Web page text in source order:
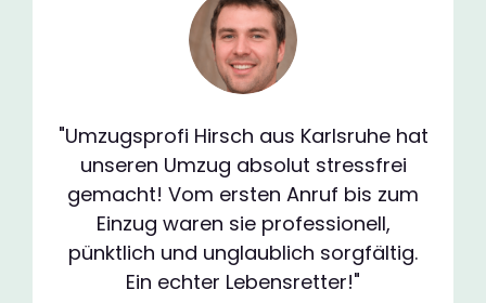
"Umzugsprofi Hirsch aus Karlsruhe hat
unseren Umzug absolut stressfrei
gemacht! Vom ersten Anruf bis zum
Einzug waren sie professionell,
pünktlich und unglaublich sorgfältig.
Ein echter Lebensretter!"